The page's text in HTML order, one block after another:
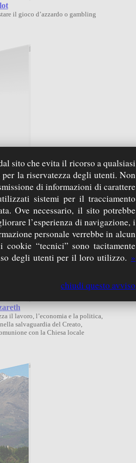
il gioco d’azzardo o gambling
del Sacro Cuore al Ticinello…
il lavoro, l’economia e la politica,
salvaguardia del Creato,
con la Chiesa locale
sito che evita il ricorso a qualsiasi
la riservatezza degli utenti. Non
di informazioni di carattere
sistemi per il tracciamento
Ove necessario, il sito potrebbe
l’esperienza di navigazione, i
personale verrebbe in alcun
“tecnici” sono tacitamente
degli utenti per il loro utilizzo. »
chiudi questo avviso